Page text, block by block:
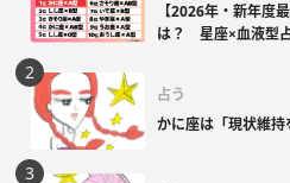
【2026年・新年度
は？ 星座×血液型
占う
かに座は「現状維持